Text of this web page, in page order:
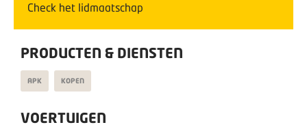
Check het lidmaatschap
PRODUCTEN & DIENSTEN
APK KOPEN
VOERTUIGEN